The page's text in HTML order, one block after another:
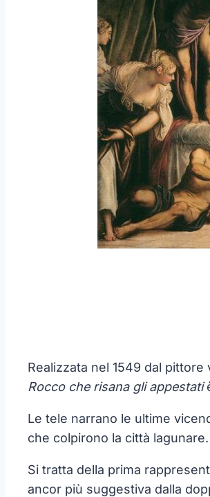
Realizzata nel 1549 dal
Rocco che risana gli appestati
Le tele narrano le ultime
che colpirono la città
Si tratta della prima
ancor più suggestiva dalla